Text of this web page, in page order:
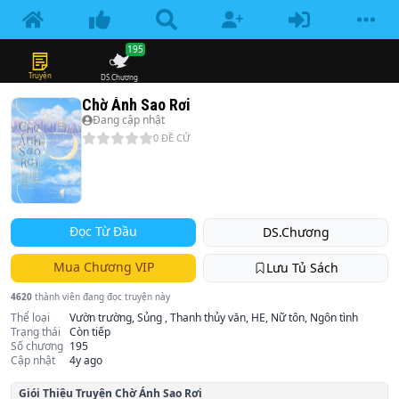
Truyện DS.Chương
195
Chờ Ánh Sao Rơi
Đang cập nhật
0 ĐỀ CỬ
Đọc Từ Đầu DS.Chương
Mua Chương VIP Lưu Tủ Sách
4620 thành viên đang đọc truyện này
Thể loại
Vườn trường, Sủng , Thanh thủy văn, HE, Nữ tôn, Ngôn tình
Trạng thái
Còn tiếp
Số chương 195
Cập nhật
4y ago
Giói Thiệu Truyện Chờ Ánh Sao Rơi